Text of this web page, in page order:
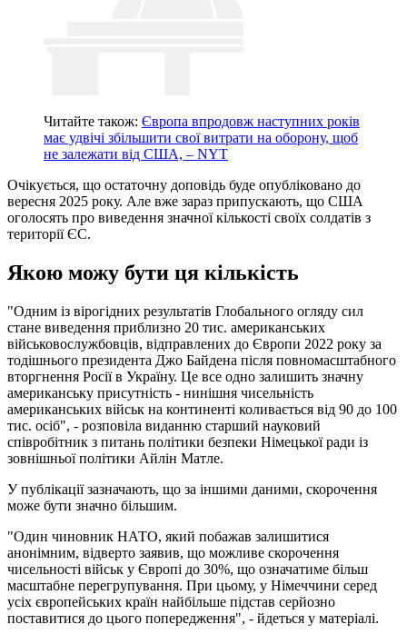
Читайте також: Європа впродовж наступних років
має удвічі збільшити свої витрати на оборону, щоб
не залежати від США, – NYT
Очікується, що остаточну доповідь буде опубліковано до
вересня 2025 року. Але вже зараз припускають, що США
оголосять про виведення значної кількості своїх солдатів з
території ЄС.
Якою можу бути ця кількість
"Одним із вірогідних результатів Глобального огляду сил
стане виведення приблизно 20 тис. американських
військовослужбовців, відправлених до Європи 2022 року за
тодішнього президента Джо Байдена після повномасштабного
вторгнення Росії в Україну. Це все одно залишить значну
американську присутність - нинішня чисельність
американських військ на континенті коливається від 90 до 100
тис. осіб", - розповіла виданню старший науковий
співробітник з питань політики безпеки Німецької ради із
зовнішньої політики Айлін Матле.
У публікації зазначають, що за іншими даними, скорочення
може бути значно більшим.
"Один чиновник НАТО, який побажав залишитися
анонімним, відверто заявив, що можливе скорочення
чисельності військ у Європі до 30%, що означатиме більш
масштабне перегрупування. При цьому, у Німеччини серед
усіх європейських країн найбільше підстав серйозно
поставитися до цього попередження", - йдеться у матеріалі.